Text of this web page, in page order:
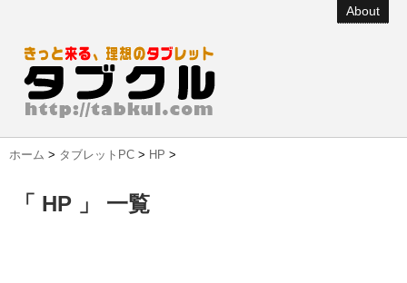
About
ホーム > タブレットPC > HP >
「 HP 」 一覧